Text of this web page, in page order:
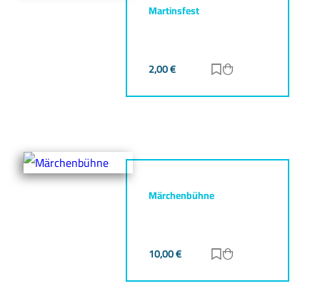
Martinsfest
2,00€ Zur Merkliste
Märchenbühne
10,00€ Zur Merkliste